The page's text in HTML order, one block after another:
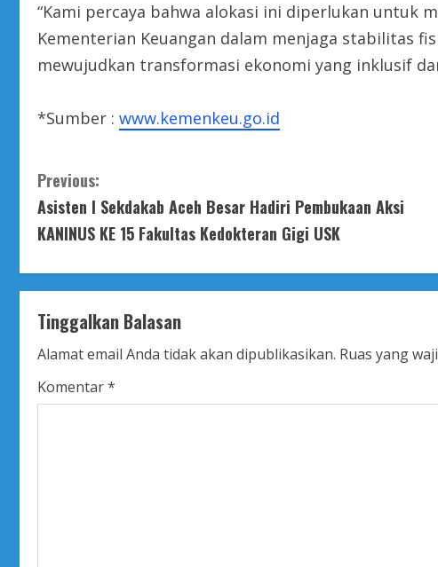
“Kami percaya bahwa alokasi ini diperlukan untuk
Kementerian Keuangan dalam menjaga stabilitas
mewujudkan transformasi ekonomi yang inklusif
*Sumber : www.kemenkeu.go.id
C
o
t
i
n
u
Previous:
Asisten I Sekdakab Aceh Besar Hadiri Pembukaan Aksi
KANINUS KE 15 Fakultas Kedokteran Gigi USK
Tinggalkan Balasan
Alamat email Anda tidak akan dipublikasikan. Ruas yang
Komentar*